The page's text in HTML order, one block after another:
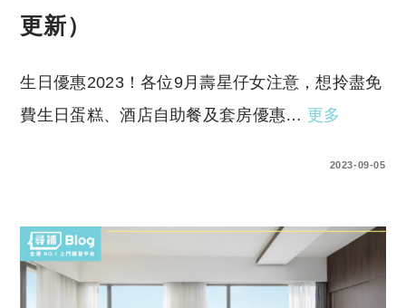
更新）
生日優惠2023！各位9月壽星仔女注意，想拎盡免
費生日蛋糕、酒店自助餐及套房優惠… 更多
2023-09-05